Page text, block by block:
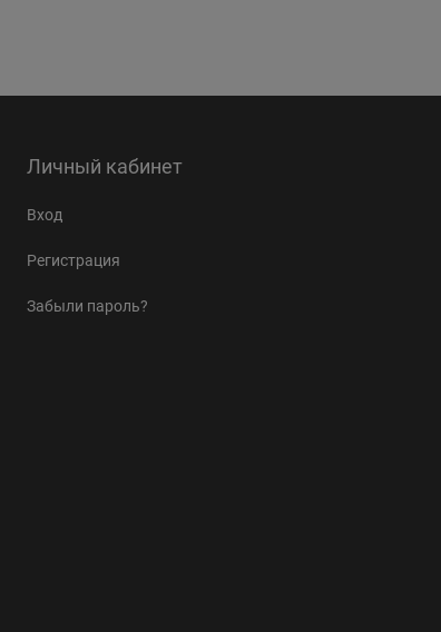
Личный кабинет
Вход
Регистрация
Забыли пароль?